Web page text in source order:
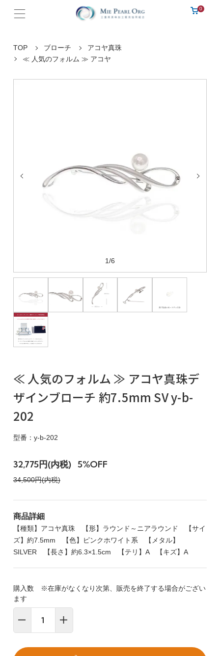
0
TOP ブローチ
アコヤ真珠
≪ 人気のフォルム ≫ アコヤ
1/6
≪ 人気のフォルム ≫ アコヤ真珠デ
ザインブローチ 約7.5mm SV y-b-
202
型番：y-b-202
32,775円(内税) 5%OFF
34,500円(内税)
商品詳細
【種類】アコヤ真珠 【形】ラウンド～ニアラウンド 【サイ
ズ】約7.5mm 【色】ピンクホワイト系 【メタル】
SILVER 【長さ】約6.3×1.5cm 【テリ】A 【キズ】A
購入数 ※在庫がなくなり次第、販売を終了する場合がござい
ます